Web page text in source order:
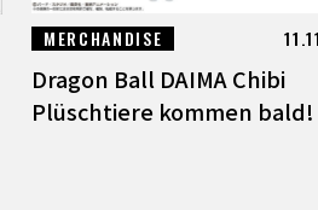
MERCHANDISE
Dragon Ball DAIMA Chibi
Plüschtiere kommen bald!